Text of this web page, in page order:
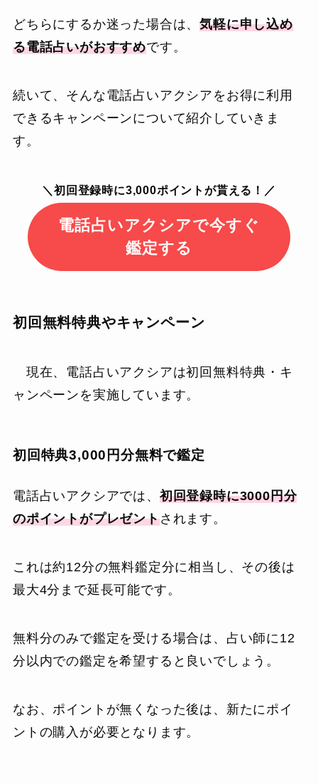
どちらにするか迷った場合は、気軽に申し込め
る電話占いがおすすめです。
続いて、そんな電話占いアクシアをお得に利用
できるキャンペーンについて紹介していきま
す。
＼初回登録時に3,000ポイントが貰える！／
電話占いアクシアで今すぐ
鑑定する
初回無料特典やキャンペーン
現在、電話占いアクシアは初回無料特典・キ
ャンペーンを実施しています。
初回特典3,000円分無料で鑑定
電話占いアクシアでは、 初回登録時に3000円分
のポイントがプレゼントされます。
これは約12分の無料鑑定分に相当し、その後は
最大4分まで延長可能です。
無料分のみで鑑定を受ける場合は、占い師に12
分以内での鑑定を希望すると良いでしょう。
なお、ポイントが無くなった後は、新たにポイ
ントの購入が必要となります。